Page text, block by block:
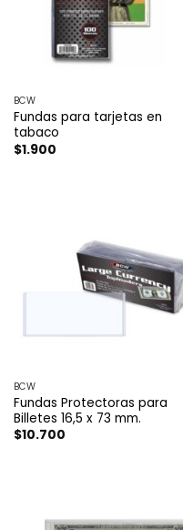
BCW
Fundas para tarjetas en
tabaco
$1.900
BCW
Fundas Protectoras para
Billetes 16,5 x 73 mm.
$10.700